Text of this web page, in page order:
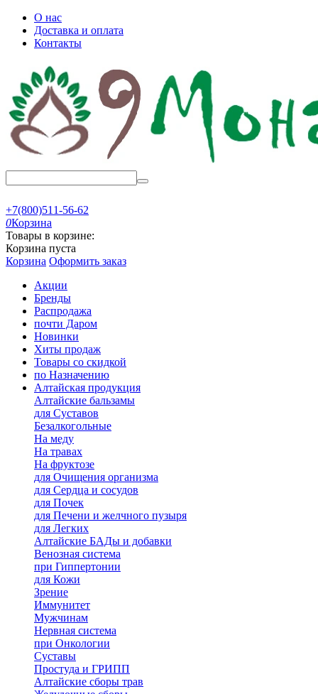
О нас
Доставка и оплата
Контакты
+7(800)511-56-62
0Корзина
Товары в корзине:
Корзина пуста
Корзина Оформить заказ
Акции
Бренды
Распродажа
почти Даром
Новинки
Хиты продаж
Товары со скидкой
по Назначению
Алтайская продукция
Алтайские бальзамы
для Суставов
Безалкогольные
На меду
На травах
На фруктозе
для Очищения организма
для Сердца и сосудов
для Почек
для Печени и желчного пузыря
для Легких
Алтайские БАДы и добавки
Венозная система
при Гиппертонии
для Кожи
Зрение
Иммунитет
Мужчинам
Нервная система
при Онкологии
Суставы
Простуда и ГРИПП
Алтайские сборы трав